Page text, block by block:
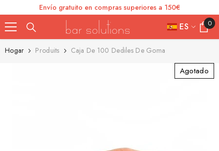
SKIP TO CONTENT
Envío gratuito en compras superiores a 150€
ES
FR
IT
0
0
Hogar Produits Caja De 100 Dediles De Goma
Agotado